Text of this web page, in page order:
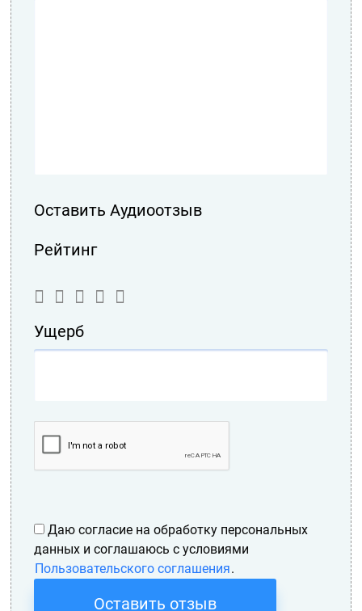
Оставить Аудиоотзыв
Рейтинг
Ущерб
Оставить отзыв
Даю согласие на обработку персональных
данных и соглашаюсь с условиями
Пользовательского соглашения.